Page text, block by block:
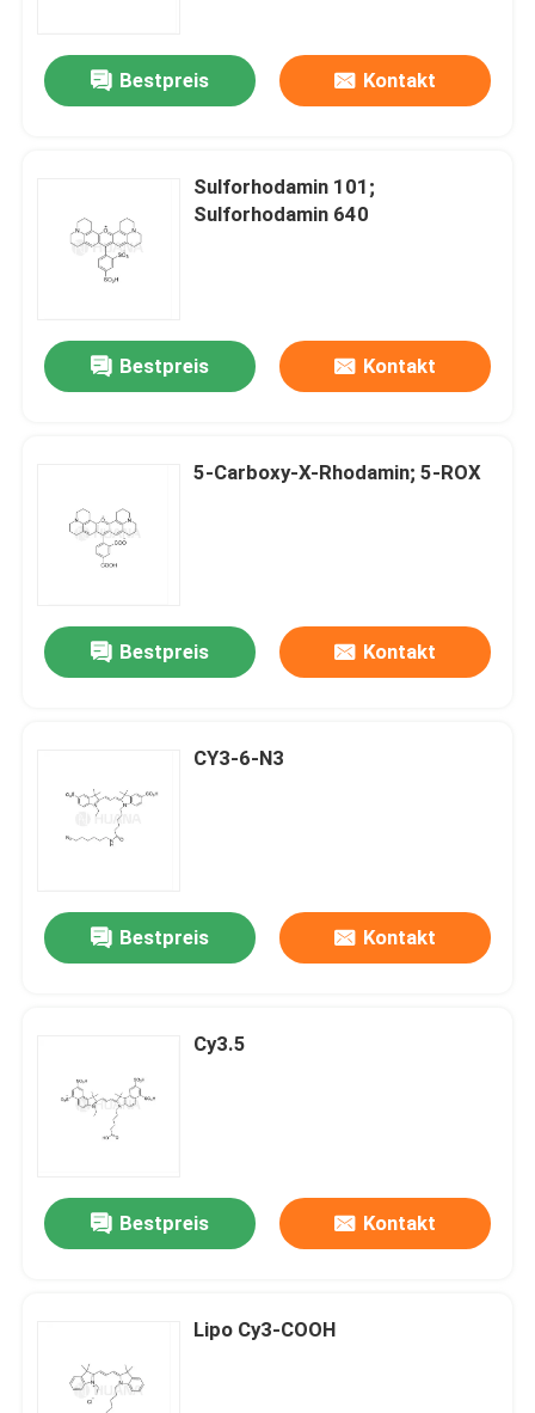
Produkte
Über uns
Qualitätskontrolle
Nachrichten
Phosphoramiditen
Bestpreis Kontakt
Sulforhodamin 101;
Sulforhodamin 640
Bestpreis Kontakt
5-Carboxy-X-Rhodamin; 5-ROX
Bestpreis Kontakt
CY3-6-N3
Bestpreis Kontakt
Cy3.5
Bestpreis Kontakt
Lipo Cy3-COOH